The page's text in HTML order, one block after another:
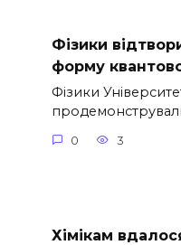
Фізики
форму
Фізики
0 3
Хімікам